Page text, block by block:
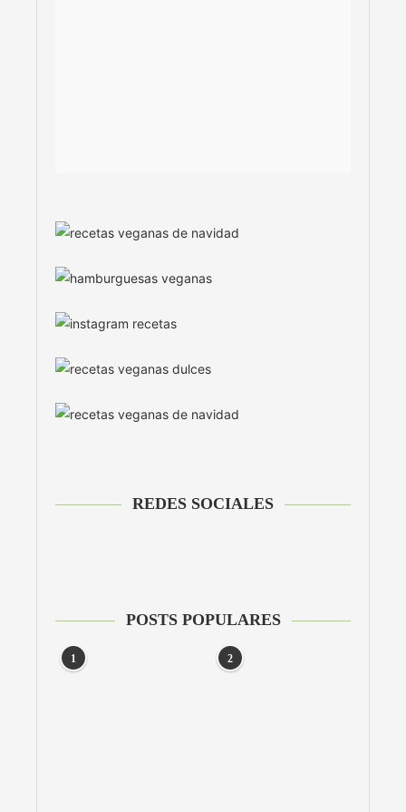
REDES SOCIALES
POSTS POPULARES
1 2